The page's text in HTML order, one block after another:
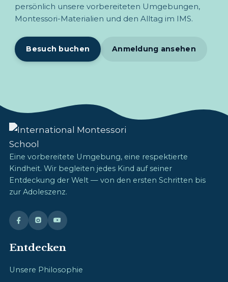
persönlich unsere vorbereiteten Umgebungen,
Montessori-Materialien und den Alltag im IMS.
Besuch buchen Anmeldung ansehen
Eine vorbereitete Umgebung, eine respektierte
Kindheit. Wir begleiten jedes Kind auf seiner
Entdeckung der Welt — von den ersten Schritten bis
zur Adoleszenz.
Entdecken
Unsere Philosophie